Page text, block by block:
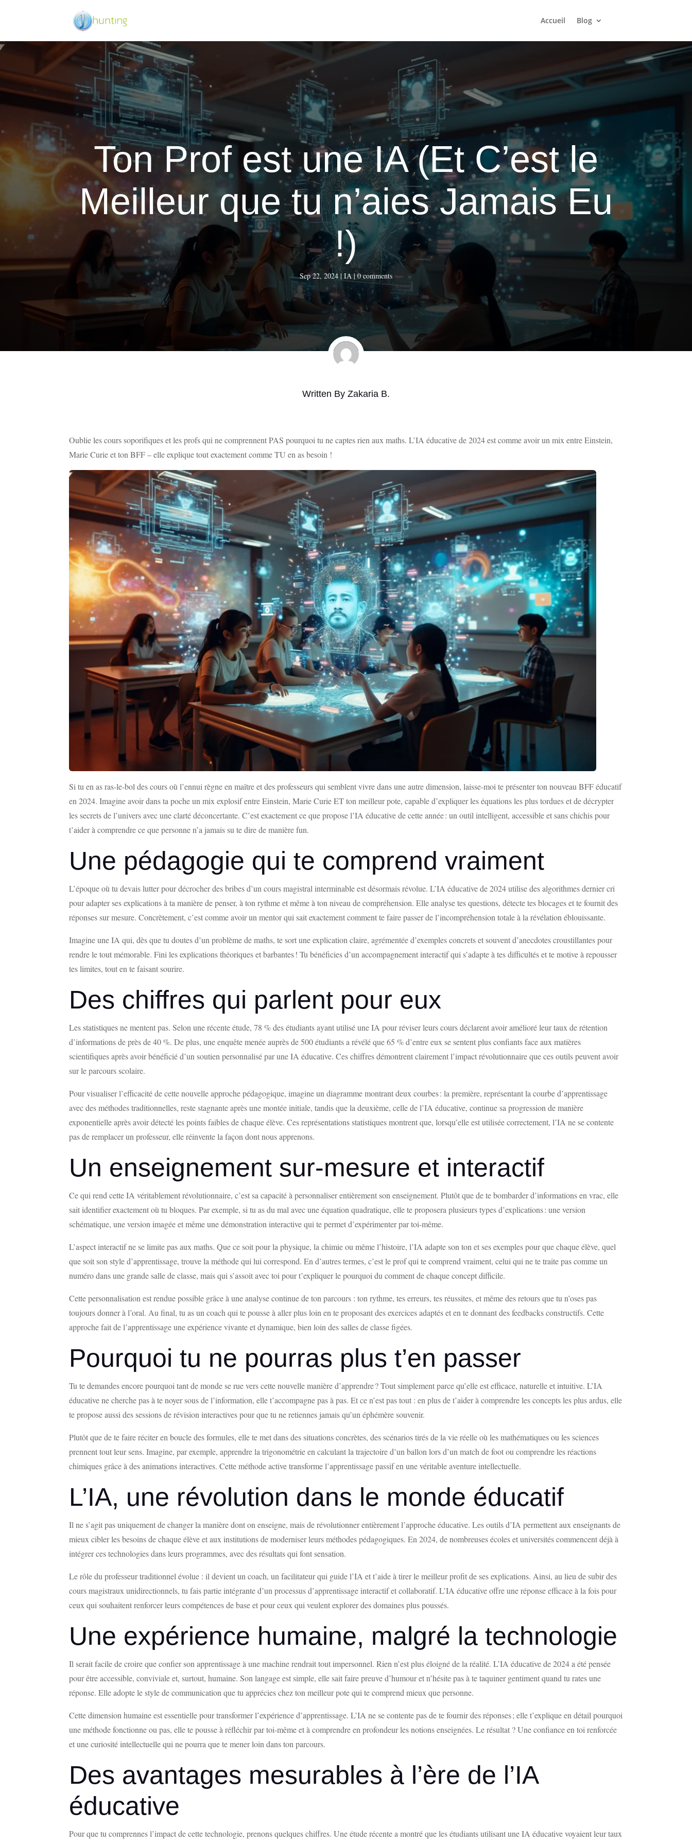
Accueil Blog
Ton Prof est une IA (Et C’est le
Meilleur que tu n’aies Jamais Eu
!)
Sep 22, 2024 |IA|0 comments
Written By Zakaria B.
Oublie les cours soporifiques et les profs qui ne comprennent PAS pourquoi tu ne captes rien aux maths. L’IA éducative de 2024 est comme avoir un mix entre Einstein,
Marie Curie et ton BFF – elle explique tout exactement comme TU en as besoin !
Si tu en as ras-le-bol des cours où l’ennui règne en maître et des professeurs qui semblent vivre dans une autre dimension, laisse-moi te présenter ton nouveau BFF éducatif
en 2024. Imagine avoir dans ta poche un mix explosif entre Einstein, Marie Curie ET ton meilleur pote, capable d’expliquer les équations les plus tordues et de décrypter
les secrets de l’univers avec une clarté déconcertante. C’est exactement ce que propose l’IA éducative de cette année : un outil intelligent, accessible et sans chichis pour
t’aider à comprendre ce que personne n’a jamais su te dire de manière fun.
Une pédagogie qui te comprend vraiment
L’époque où tu devais lutter pour décrocher des bribes d’un cours magistral interminable est désormais révolue. L’IA éducative de 2024 utilise des algorithmes dernier cri
pour adapter ses explications à ta manière de penser, à ton rythme et même à ton niveau de compréhension. Elle analyse tes questions, détecte tes blocages et te fournit des
réponses sur mesure. Concrètement, c’est comme avoir un mentor qui sait exactement comment te faire passer de l’incompréhension totale à la révélation éblouissante.
Imagine une IA qui, dès que tu doutes d’un problème de maths, te sort une explication claire, agrémentée d’exemples concrets et souvent d’anecdotes croustillantes pour
rendre le tout mémorable. Fini les explications théoriques et barbantes ! Tu bénéficies d’un accompagnement interactif qui s’adapte à tes difficultés et te motive à repousser
tes limites, tout en te faisant sourire.
Des chiffres qui parlent pour eux
Les statistiques ne mentent pas. Selon une récente étude, 78 % des étudiants ayant utilisé une IA pour réviser leurs cours déclarent avoir amélioré leur taux de rétention
d’informations de près de 40 %. De plus, une enquête menée auprès de 500 étudiants a révélé que 65 % d’entre eux se sentent plus confiants face aux matières
scientifiques après avoir bénéficié d’un soutien personnalisé par une IA éducative. Ces chiffres démontrent clairement l’impact révolutionnaire que ces outils peuvent avoir
sur le parcours scolaire.
Pour visualiser l’efficacité de cette nouvelle approche pédagogique, imagine un diagramme montrant deux courbes : la première, représentant la courbe d’apprentissage
avec des méthodes traditionnelles, reste stagnante après une montée initiale, tandis que la deuxième, celle de l’IA éducative, continue sa progression de manière
exponentielle après avoir détecté les points faibles de chaque élève. Ces représentations statistiques montrent que, lorsqu’elle est utilisée correctement, l’IA ne se contente
pas de remplacer un professeur, elle réinvente la façon dont nous apprenons.
Un enseignement sur-mesure et interactif
Ce qui rend cette IA véritablement révolutionnaire, c’est sa capacité à personnaliser entièrement son enseignement. Plutôt que de te bombarder d’informations en vrac, elle
sait identifier exactement où tu bloques. Par exemple, si tu as du mal avec une équation quadratique, elle te proposera plusieurs types d’explications : une version
schématique, une version imagée et même une démonstration interactive qui te permet d’expérimenter par toi-même.
L’aspect interactif ne se limite pas aux maths. Que ce soit pour la physique, la chimie ou même l’histoire, l’IA adapte son ton et ses exemples pour que chaque élève, quel
que soit son style d’apprentissage, trouve la méthode qui lui correspond. En d’autres termes, c’est le prof qui te comprend vraiment, celui qui ne te traite pas comme un
numéro dans une grande salle de classe, mais qui s’assoit avec toi pour t’expliquer le pourquoi du comment de chaque concept difficile.
Cette personnalisation est rendue possible grâce à une analyse continue de ton parcours : ton rythme, tes erreurs, tes réussites, et même des retours que tu n’oses pas
toujours donner à l’oral. Au final, tu as un coach qui te pousse à aller plus loin en te proposant des exercices adaptés et en te donnant des feedbacks constructifs. Cette
approche fait de l’apprentissage une expérience vivante et dynamique, bien loin des salles de classe figées.
Pourquoi tu ne pourras plus t’en passer
Tu te demandes encore pourquoi tant de monde se rue vers cette nouvelle manière d’apprendre ? Tout simplement parce qu’elle est efficace, naturelle et intuitive. L’IA
éducative ne cherche pas à te noyer sous de l’information, elle t’accompagne pas à pas. Et ce n’est pas tout : en plus de t’aider à comprendre les concepts les plus ardus, elle
te propose aussi des sessions de révision interactives pour que tu ne retiennes jamais qu’un éphémère souvenir.
Plutôt que de te faire réciter en boucle des formules, elle te met dans des situations concrètes, des scénarios tirés de la vie réelle où les mathématiques ou les sciences
prennent tout leur sens. Imagine, par exemple, apprendre la trigonométrie en calculant la trajectoire d’un ballon lors d’un match de foot ou comprendre les réactions
chimiques grâce à des animations interactives. Cette méthode active transforme l’apprentissage passif en une véritable aventure intellectuelle.
L’IA, une révolution dans le monde éducatif
Il ne s’agit pas uniquement de changer la manière dont on enseigne, mais de révolutionner entièrement l’approche éducative. Les outils d’IA permettent aux enseignants de
mieux cibler les besoins de chaque élève et aux institutions de moderniser leurs méthodes pédagogiques. En 2024, de nombreuses écoles et universités commencent déjà à
intégrer ces technologies dans leurs programmes, avec des résultats qui font sensation.
Le rôle du professeur traditionnel évolue : il devient un coach, un facilitateur qui guide l’IA et t’aide à tirer le meilleur profit de ses explications. Ainsi, au lieu de subir des
cours magistraux unidirectionnels, tu fais partie intégrante d’un processus d’apprentissage interactif et collaboratif. L’IA éducative offre une réponse efficace à la fois pour
ceux qui souhaitent renforcer leurs compétences de base et pour ceux qui veulent explorer des domaines plus poussés.
Une expérience humaine, malgré la technologie
Il serait facile de croire que confier son apprentissage à une machine rendrait tout impersonnel. Rien n’est plus éloigné de la réalité. L’IA éducative de 2024 a été pensée
pour être accessible, conviviale et, surtout, humaine. Son langage est simple, elle sait faire preuve d’humour et n’hésite pas à te taquiner gentiment quand tu rates une
réponse. Elle adopte le style de communication que tu apprécies chez ton meilleur pote qui te comprend mieux que personne.
Cette dimension humaine est essentielle pour transformer l’expérience d’apprentissage. L’IA ne se contente pas de te fournir des réponses ; elle t’explique en détail pourquoi
une méthode fonctionne ou pas, elle te pousse à réfléchir par toi-même et à comprendre en profondeur les notions enseignées. Le résultat ? Une confiance en toi renforcée
et une curiosité intellectuelle qui ne pourra que te mener loin dans ton parcours.
Des avantages mesurables à l’ère de l’IA
éducative
Pour que tu comprennes l’impact de cette technologie, prenons quelques chiffres. Une étude récente a montré que les étudiants utilisant une IA éducative voyaient leur taux